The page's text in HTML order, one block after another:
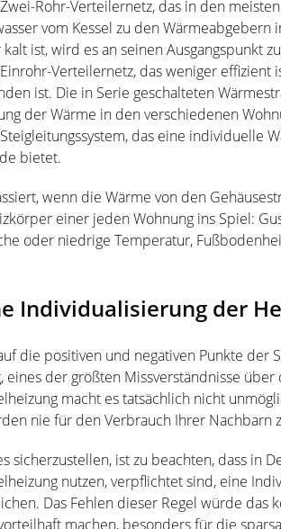
Rohr-Verteilernetz, das in den
vom Kessel zu den Wärmeabgebern
ist, wird es an seinen Ausgangspunkt
Verteilernetz, das weniger effizient
ist. Die in Serie geschalteten
der Wärme in den verschiedenen
das eine individuelle
bietet.
wenn die Wärme von den
einer jeden Wohnung ins Spiel:
oder niedrige Temperatur,
Individualisierung der
die positiven und negativen Punkte der
eines der größten Missverständnisse über
macht es tatsächlich nicht
nie für den Verbrauch Ihrer Nachbarn
sicherzustellen, ist zu beachten, dass in
nutzen, verpflichtet sind, eine
Das Fehlen dieser Regel würde
machen, besonders für die